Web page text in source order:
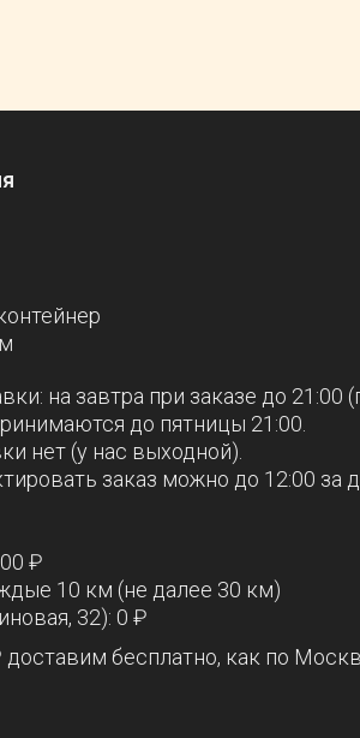
на завтра при заказе до 21:00
до пятницы 21:00.
нет (у нас выходной).
заказ можно до 12:00 за
₽
10 км (не далее 30 км)
32): 0 ₽
доставим бесплатно, как по